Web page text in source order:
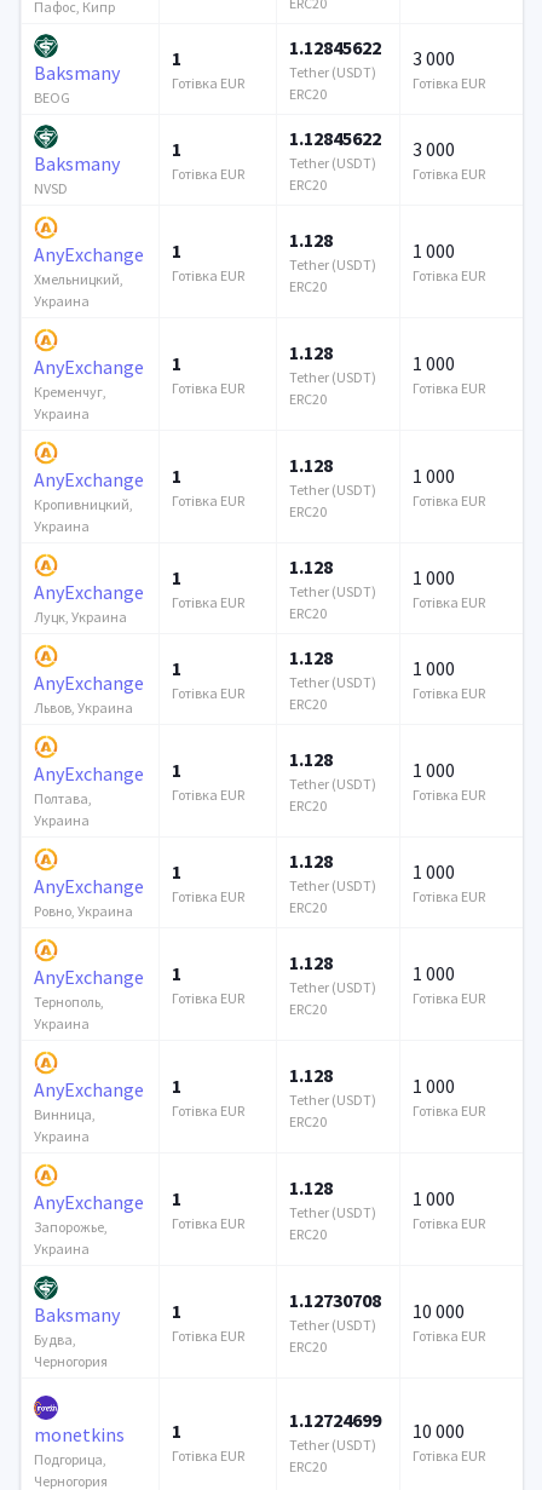
Пафос, Кипр
Baksmany
BEOG
1
Готівка EUR
1.12845622
Tether (USDT)
ERC20
3 000
Готівка EUR
Baksmany
NVSD
1
Готівка EUR
1.12845622
Tether (USDT)
ERC20
3 000
Готівка EUR
AnyExchange
Хмельницкий,
Украина
1
Готівка EUR
1.128
Tether (USDT)
ERC20
1 000
Готівка EUR
AnyExchange
Кременчуг,
Украина
1
Готівка EUR
1.128
Tether (USDT)
ERC20
1 000
Готівка EUR
AnyExchange
Кропивницкий,
Украина
1
Готівка EUR
1.128
Tether (USDT)
ERC20
1 000
Готівка EUR
AnyExchange
Луцк, Украина
1
Готівка EUR
1.128
Tether (USDT)
ERC20
1 000
Готівка EUR
AnyExchange
Львов, Украина
1
Готівка EUR
1.128
Tether (USDT)
ERC20
1 000
Готівка EUR
AnyExchange
Полтава,
Украина
1
Готівка EUR
1.128
Tether (USDT)
ERC20
1 000
Готівка EUR
AnyExchange
Ровно, Украина
1
Готівка EUR
1.128
Tether (USDT)
ERC20
1 000
Готівка EUR
AnyExchange
Тернополь,
Украина
1
Готівка EUR
1.128
Tether (USDT)
ERC20
1 000
Готівка EUR
AnyExchange
Винница,
Украина
1
Готівка EUR
1.128
Tether (USDT)
ERC20
1 000
Готівка EUR
AnyExchange
Запорожье,
Украина
1
Готівка EUR
1.128
Tether (USDT)
ERC20
1 000
Готівка EUR
Baksmany
Будва,
Черногория
1
Готівка EUR
1.12730708
Tether (USDT)
ERC20
10 000
Готівка EUR
monetkins
Подгорица,
Черногория
1
Готівка EUR
1.12724699
Tether (USDT)
ERC20
10 000
Готівка EUR